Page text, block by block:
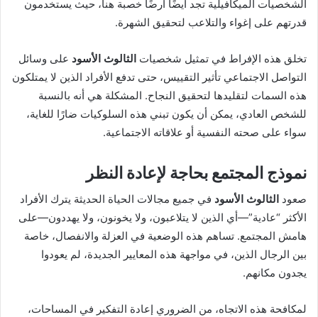
الشخصيات الميكافيلية تجد أيضًا أرضًا خصبة هنا، حيث يستخدمون
قدرتهم على إغواء والتلاعب لتحقيق الشهرة.
تخلق هذه الإفراط في تمثيل شخصيات الثالوث الأسود على وسائل
التواصل الاجتماعي تأثير التقييس، حتى تدفع الأفراد الذين لا يمتلكون
هذه السمات لتقليدها لتحقيق النجاح. المشكلة هي أنه بالنسبة
للشخص العادي، يمكن أن يكون تبني هذه السلوكيات ضارًا للغاية،
سواء على صحته النفسية أو علاقاته الاجتماعية.
نموذج المجتمع بحاجة لإعادة النظر
صعود الثالوث الأسود في جميع مجالات الحياة الحديثة يترك الأفراد
الأكثر “عادية”—أي الذين لا يتلاعبون، ولا يخونون، ولا يهددون—على
هامش المجتمع. تساهم هذه الوضعية في العزلة والانفصال، خاصة
بين الرجال الذين، في مواجهة هذه المعايير الجديدة، لم يعودوا
يجدون مكانهم.
لمكافحة هذه الاتجاه، من الضروري إعادة التفكير في المساحات،